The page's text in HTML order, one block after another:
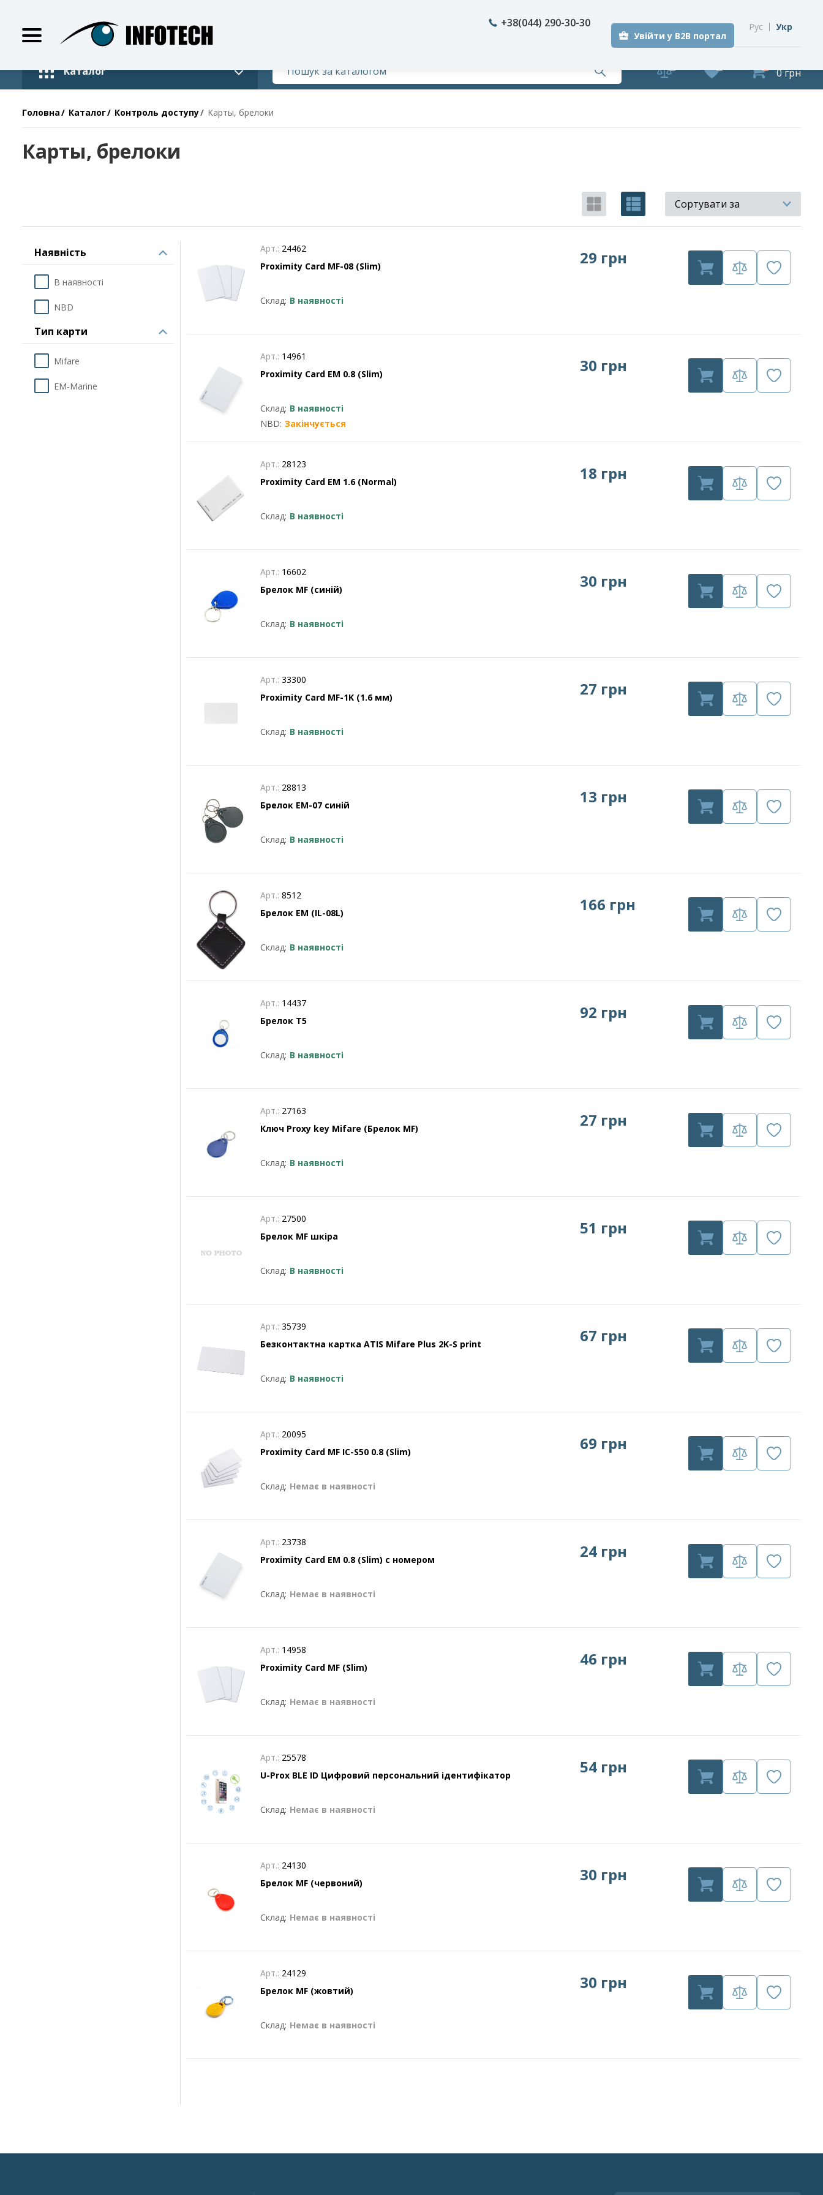
+38(044) 290-30-30
Увійти у B2B портал
Рус Укр
Каталог 0 грн
Головна Каталог Контроль доступу Карты, брелоки
Карты, брелоки
Сортувати за
Наявність
В наявності
NBD
Тип карти
Mifare
EM-Marine
Арт.: 24462
Proximity Card MF-08 (Slim)
Склад: В наявності
29 грн
Арт.: 14961
Proximity Card EM 0.8 (Slim)
Склад: В наявності
NBD: Закінчується
30 грн
Арт.: 28123
Proximity Card EM 1.6 (Normal)
Склад: В наявності
18 грн
Арт.: 16602
Брелок MF (синій)
Склад: В наявності
30 грн
Арт.: 33300
Proximity Card MF-1K (1.6 мм)
Склад: В наявності
27 грн
Арт.: 28813
Брелок EM-07 синій
Склад: В наявності
13 грн
Арт.: 8512
Брелок EM (IL-08L)
Склад: В наявності
166 грн
Арт.: 14437
Брелок Т5
Склад: В наявності
92 грн
Арт.: 27163
Ключ Proxy key Mifare (Брелок MF)
Склад: В наявності
27 грн
Арт.: 27500
Брелок MF шкіра
Склад: В наявності
51 грн
Арт.: 35739
Безконтактна картка ATIS Mifare Plus 2K-S print
Склад: В наявності
67 грн
Арт.: 20095
Proximity Card MF IC-S50 0.8 (Slim)
Склад: Немає в наявності
69 грн
Арт.: 23738
Proximity Card EM 0.8 (Slim) с номером
Склад: Немає в наявності
24 грн
Арт.: 14958
Proximity Card MF (Slim)
Склад: Немає в наявності
46 грн
Арт.: 25578
U-Prox BLE ID Цифровий персональний ідентифікатор
Склад: Немає в наявності
54 грн
Арт.: 24130
Брелок MF (червоний)
Склад: Немає в наявності
30 грн
Арт.: 24129
Брелок MF (жовтий)
Склад: Немає в наявності
30 грн